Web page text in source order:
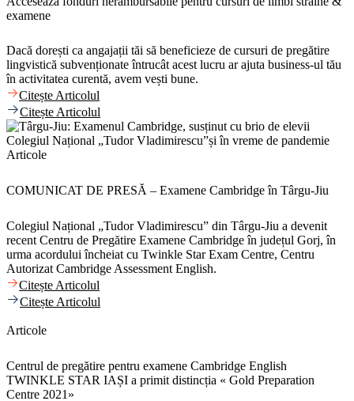
examene
Dacă dorești ca angajații tăi să beneficieze de cursuri de pregătire
lingvistică subvenționate întrucât acest lucru ar ajuta business-ul tău
în activitatea curentă, avem vești bune.
Citește Articolul
Citește Articolul
Articole
COMUNICAT DE PRESĂ – Examene Cambridge în Târgu-Jiu
Colegiul Național „Tudor Vladimirescu” din Târgu-Jiu a devenit
recent Centru de Pregătire Examene Cambridge în județul Gorj, în
urma acordului încheiat cu Twinkle Star Exam Centre, Centru
Autorizat Cambridge Assessment English.
Citește Articolul
Citește Articolul
Articole
Centrul de pregătire pentru examene Cambridge English
TWINKLE STAR IAȘI a primit distincția « Gold Preparation
Centre 2021»